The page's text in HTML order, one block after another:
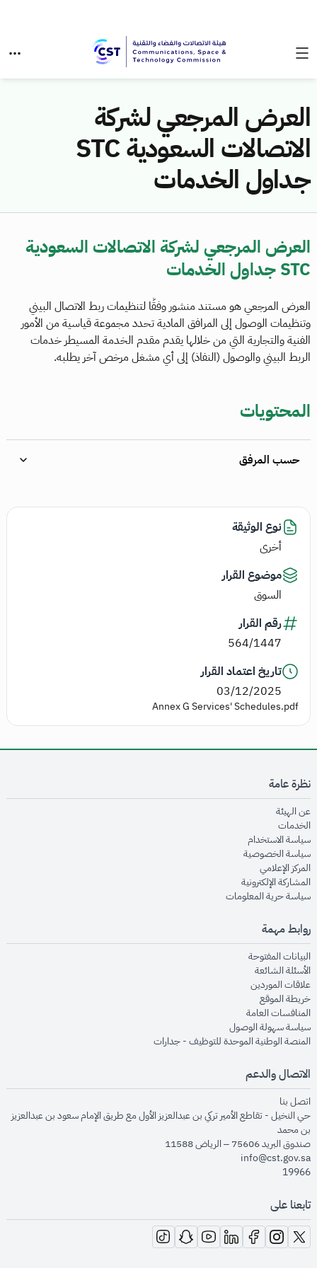
العرض المرجعي لشركة
الاتصالات السعودية STC
جداول الخدمات
العرض المرجعي لشركة الاتصالات السعودية
STC جداول الخدمات
العرض المرجعي هو مستند منشور وفقًا لتنظيمات ربط الاتصال البيني
وتنظيمات الوصول إلى المرافق المادية تحدد مجموعة قياسية من الأمور
الفنية والتجارية التي من خلالها يقدم مقدم الخدمة المسيطر خدمات
الربط البيني والوصول (النفاذ) إلى أي مشغل مرخص آخر يطلبه.
المحتويات
حسب المرفق
نوع الوثيقة
أخرى
موضوع القرار
السوق
رقم القرار
564/1447
تاريخ اعتماد القرار
03/12/2025
Annex G Services' Schedules.pdf
نظرة عامة
عن الهيئةopens in new window
الخدماتopens in new window
سياسة الاستخدام
سياسة الخصوصيةopens in new window
المركز الإعلاميopens in new window
المشاركة الإلكترونيةopens in new window
سياسة حرية المعلوماتopens in new window
روابط مهمة
البيانات المفتوحةopens in new window
الأسئلة الشائعةopens in new window
علاقات الموردينopens in new window
خريطة الموقعopens in new window
المنافسات العامةopens in new window
سياسة سهولة الوصولopens in new window
المنصة الوطنية الموحدة للتوظيف - جداراتopens in new window
الاتصال والدعم
اتصل بنا
حي النخيل - تقاطع الأمير تركي بن عبدالعزيز الأول مع طريق الإمام سعود بن عبدالعزيز
بن محمد
صندوق البريد 75606 – الرياض 11588
info@cst.gov.sa
19966
تابعنا على
opens in new window
opens in new window
opens in new window
opens in new window
opens in new window
opens in new window
opens in new window